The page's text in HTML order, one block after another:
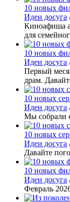
10 новых
Идеи досуга
Киноафиша
для
10 новых
Идеи досуга
Первый
драм.
10 новых
Идеи досуга
Мы собрали
10 новых
Идеи досуга
Давайте
10 новых
Идеи досуга
Февраль